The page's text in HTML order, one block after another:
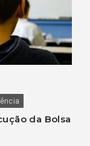
da Bolsa